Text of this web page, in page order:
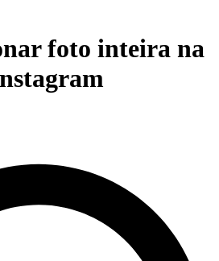
foto inteira na